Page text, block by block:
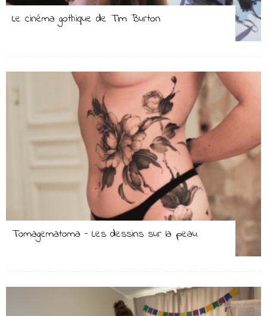
Le cinéma gothique de Tim Burton
Tomagematoma – Les dessins sur la peau